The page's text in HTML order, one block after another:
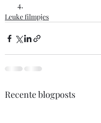
Leuke filmpjes
Recente blogposts